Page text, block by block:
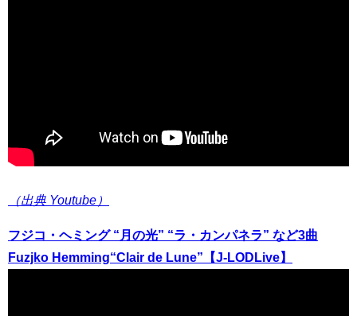
（出典 Youtube）
フジコ・ヘミング “月の光” “ラ・カンパネラ” など3曲
Fuzjko Hemming“Clair de Lune”【J-LODLive】